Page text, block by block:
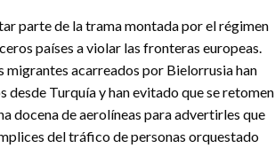
parte de la trama montada por el régimen
países a violar las fronteras europeas.
migrantes acarreados por Bielorrusia han
Turquía y han evitado que se retomen
docena de aerolíneas para advertirles que
del tráfico de personas orquestado